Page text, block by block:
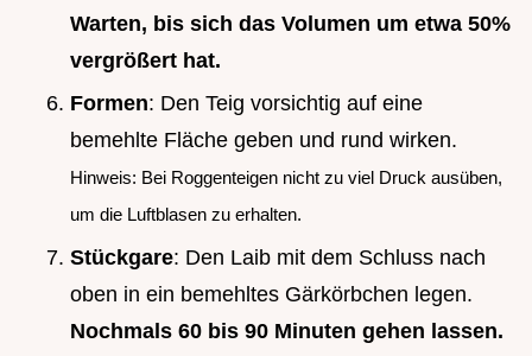
Warten, bis sich das Volumen um etwa 50%
vergrößert hat.
Formen: Den Teig vorsichtig auf eine
bemehlte Fläche geben und rund wirken.
Hinweis: Bei Roggenteigen nicht zu viel Druck ausüben,
um die Luftblasen zu erhalten.
Stückgare: Den Laib mit dem Schluss nach
oben in ein bemehltes Gärkörbchen legen.
Nochmals 60 bis 90 Minuten gehen lassen.